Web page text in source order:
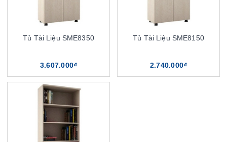
Tủ Tài Liệu SME8350
3.607.000₫
Tủ Tài Liệu SME8150
2.740.000₫